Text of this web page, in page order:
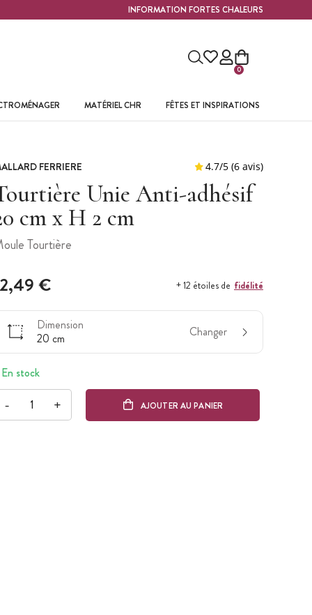
INFORMATION FORTES CHALEURS
0
MATÉRIEL CHR FÊTES ET INSPIRATIONS
FERRIERE
Unie Anti-adhésif
cm x H 2 cm
Tourtière
€ + 12 étoiles de fidélité
Dimension
20 cm
Changer
En stock
- + AJOUTER AU PANIER